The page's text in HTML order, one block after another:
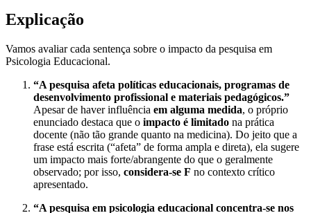
Explicação
Vamos avaliar cada sentença sobre o impacto da pesquisa em
Psicologia Educacional.
“A pesquisa afeta políticas educacionais, programas de
desenvolvimento profissional e materiais pedagógicos.”
Apesar de haver influência em alguma medida, o próprio
enunciado destaca que o impacto é limitado na prática
docente (não tão grande quanto na medicina). Do jeito que a
frase está escrita (“afeta” de forma ampla e direta), ela sugere
um impacto mais forte/abrangente do que o geralmente
observado; por isso, considera-se F no contexto crítico
apresentado.
“A pesquisa em psicologia educacional concentra-se nos